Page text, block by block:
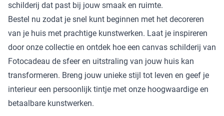
schilderij dat past bij jouw smaak en ruimte.
Bestel nu zodat je snel kunt beginnen met het decoreren
van je huis met prachtige kunstwerken. Laat je inspireren
door onze collectie en ontdek hoe een canvas schilderij van
Fotocadeau de sfeer en uitstraling van jouw huis kan
transformeren. Breng jouw unieke stijl tot leven en geef je
interieur een persoonlijk tintje met onze hoogwaardige en
betaalbare kunstwerken.